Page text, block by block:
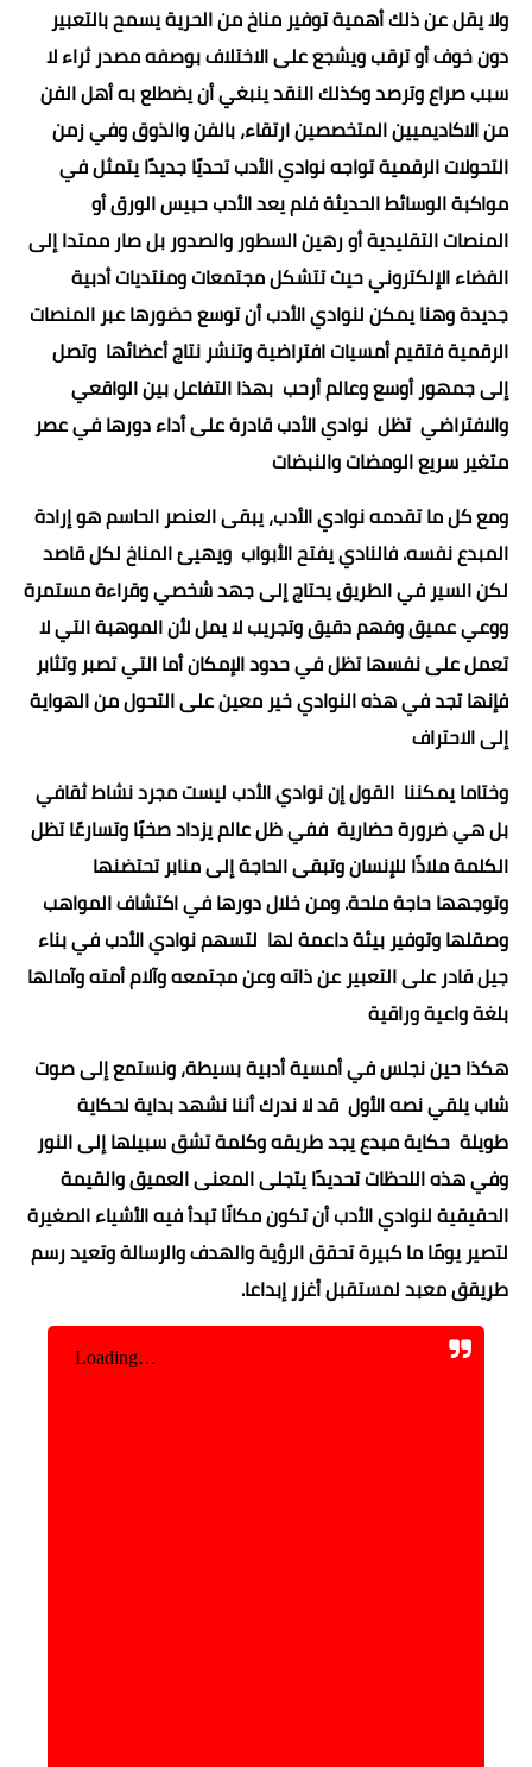
ولا يقل عن ذلك أهمية توفير مناخ من الحرية يسمح بالتعبير
دون خوف أو ترقب ويشجع على الاختلاف بوصفه مصدر ثراء لا
سبب صراع وترصد وكذلك النقد ينبغي أن يضطلع به أهل الفن
من الاكاديميين المتخصصين ارتقاء، بالفن والذوق وفي زمن
التحولات الرقمية تواجه نوادي الأدب تحديًا جديدًا يتمثل في
مواكبة الوسائط الحديثة فلم يعد الأدب حبيس الورق أو
المنصات التقليدية أو رهين السطور والصدور بل صار ممتدا إلى
الفضاء الإلكتروني حيث تتشكل مجتمعات ومنتديات أدبية
جديدة وهنا يمكن لنوادي الأدب أن توسع حضورها عبر المنصات
الرقمية فتقيم أمسيات افتراضية وتنشر نتاج أعضائها وتصل
إلى جمهور أوسع وعالم أرحب بهذا التفاعل بين الواقعي
والافتراضي تظل نوادي الأدب قادرة على أداء دورها في عصر
متغير سريع الومضات والنبضات
ومع كل ما تقدمه نوادي الأدب، يبقى العنصر الحاسم هو إرادة
المبدع نفسه. فالنادي يفتح الأبواب ويهيئ المناخ لكل قاصد
لكن السير في الطريق يحتاج إلى جهد شخصي وقراءة مستمرة
ووعي عميق وفهم دقيق وتجريب لا يمل لأن الموهبة التي لا
تعمل على نفسها تظل في حدود الإمكان أما التي تصبر وتثابر
فإنها تجد في هذه النوادي خير معين على التحول من الهواية
إلى الاحتراف
وختاما يمكننا القول إن نوادي الأدب ليست مجرد نشاط ثقافي
بل هي ضرورة حضارية ففي ظل عالم يزداد صخبًا وتسارعًا تظل
الكلمة ملاذًا للإنسان وتبقى الحاجة إلى منابر تحتضنها
وتوجهها حاجة ملحة. ومن خلال دورها في اكتشاف المواهب
وصقلها وتوفير بيئة داعمة لها لتسهم نوادي الأدب في بناء
جيل قادر على التعبير عن ذاته وعن مجتمعه وآلام أمته وآمالها
بلغة واعية وراقية
هكذا حين نجلس في أمسية أدبية بسيطة، ونستمع إلى صوت
شاب يلقي نصه الأول قد لا ندرك أننا نشهد بداية لحكاية
طويلة حكاية مبدع يجد طريقه وكلمة تشق سبيلها إلى النور
وفي هذه اللحظات تحديدًا يتجلى المعنى العميق والقيمة
الحقيقية لنوادي الأدب أن تكون مكانًا تبدأ فيه الأشياء الصغيرة
لتصير يومًا ما كبيرة تحقق الرؤية والهدف والرسالة وتعيد رسم
طريقق معبد لمستقبل أغزر إبداعا.